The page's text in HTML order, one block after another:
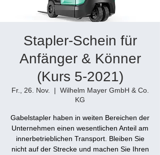
Stapler-Schein für
Anfänger & Könner
(Kurs 5-2021)
Fr., 26. Nov.
  |
Wilhelm Mayer GmbH & Co.
KG
Gabelstapler haben in weiten Bereichen der
Unternehmen einen wesentlichen Anteil am
innerbetrieblichen Transport. Bleiben Sie
nicht auf der Strecke und machen Sie Ihren